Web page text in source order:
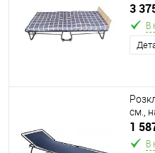
7 см.
3
В
см.,
1
В